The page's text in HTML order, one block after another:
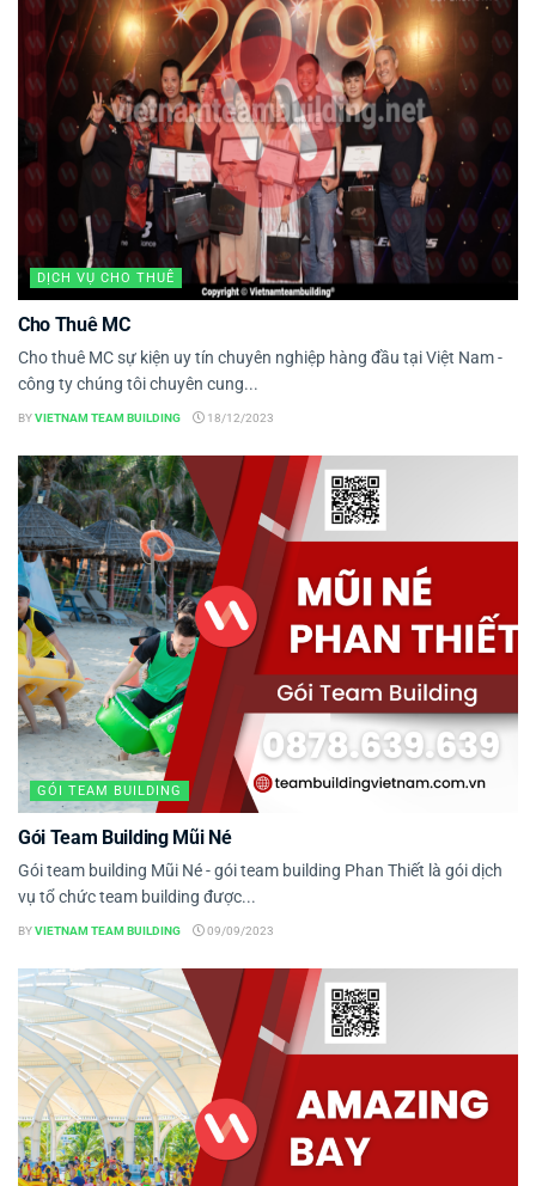
DỊCH VỤ CHO THUÊ
Cho Thuê MC
Cho thuê MC sự kiện uy tín chuyên nghiệp hàng đầu tại Việt Nam -
công ty chúng tôi chuyên cung...
BYVIETNAM TEAM BUILDING 18/12/2023
GÓI TEAM BUILDING
Gói Team Building Mũi Né
Gói team building Mũi Né - gói team building Phan Thiết là gói dịch
vụ tổ chức team building được...
BYVIETNAM TEAM BUILDING 09/09/2023